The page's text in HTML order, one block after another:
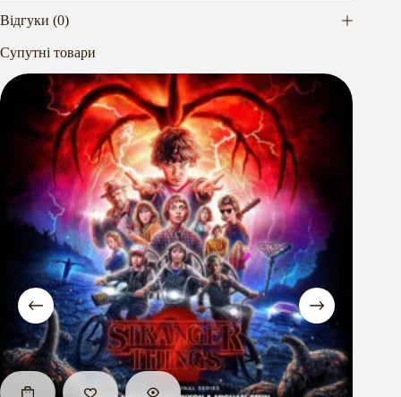
Відгуки (0)
Супутні товари